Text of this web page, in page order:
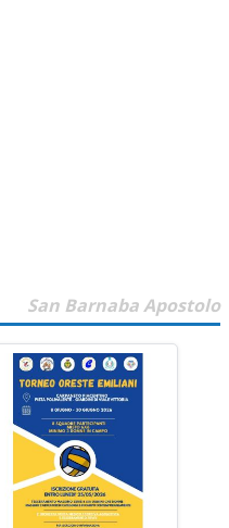
San Barnaba Apostolo